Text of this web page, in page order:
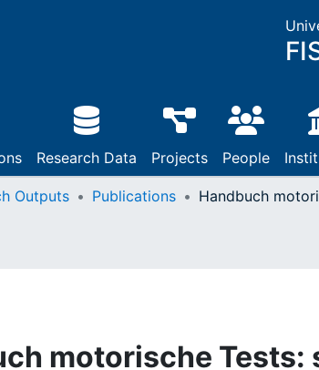
Research Data Projects People
Outputs Publications
motorische